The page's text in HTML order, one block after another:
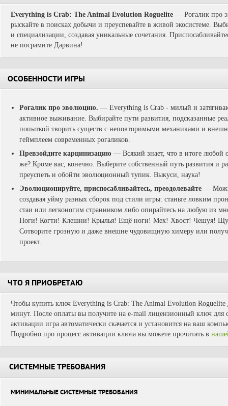
Everything is Crab: The Animal Evolution Roguelite — Рогалик про
рыскайте в поисках добычи и преуспевайте в живой экосистеме.
и специализации, создавая уникальные сочетания.
не посрамите Дарвина!
ОСОБЕННОСТИ ИГРЫ
Рогалик про эволюцию. — Everything is Crab - милый и
активное выживание. Выбирайте пути развития, подсказанные
попыткой творить существ с неповторимыми механиками и
геймплеем современных рогаликов.
Превзойдите карцинизацию — Всякий знает, что в итоге любой
же? Кроме вас, конечно. Выберите собственный путь развития и
преуспеть и обойти эволюционный тупик. Выкуси, наука!
Эволюционируйте, приспосабливайтесь, преодолевайте —
создавая уйму разных сборок под стили игры: станьте ловким
стаи или легконогим странником либо опирайтесь на любую из
Ноги! Когти! Клешни! Крылья! Ещё ноги! Мех! Хвост!
Сотворите грозную и даже внешне чудовищную химеру или
проект.
ЧТО Я ПРИОБРЕТАЮ
Чтобы купить ключ Everything is Crab: The Animal Evolution Roguelite
минут. После оплаты вы получите на e-mail лицензионный ключ для
активации игра автоматически скачается и установится на ваш
Подробно про процесс активации ключа вы можете прочитать в
СИСТЕМНЫЕ ТРЕБОВАНИЯ
МИНИМАЛЬНЫЕ СИСТЕМНЫЕ ТРЕБОВАНИЯ